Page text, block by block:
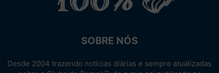
SOBRE NÓS
Desde 2004 trazendo notícias diárias e sempre atualizadas